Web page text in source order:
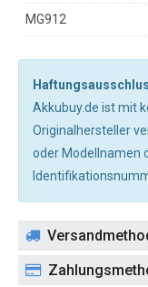
MG912
Akkubuy.de ist mit
Originalhersteller
oder Modellnamen